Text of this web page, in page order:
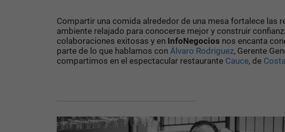
Compartir una comida alrededor de una mesa fortalece las
ambiente relajado para conocerse mejor y construir
colaboraciones exitosas y en InfoNegocios nos encanta
parte de lo que hablamos con Álvaro Rodriguez, Gerente
compartimos en el espectacular restaurante Cauce, de